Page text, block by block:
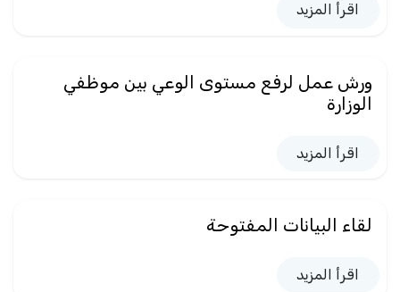
اقرأ المزيد
ورش عمل لرفع مستوى الوعي بين موظفي
الوزارة
اقرأ المزيد
لقاء البيانات المفتوحة
اقرأ المزيد